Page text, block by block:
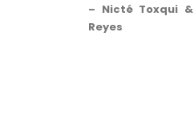
– Nicté Toxqui &
Reyes